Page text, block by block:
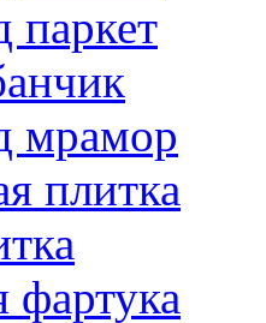
паркет
мрамор
плитка
фартука